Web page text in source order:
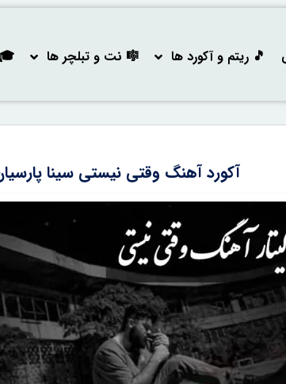
🎵 ریتم و آکورد ها 🎼 نت و تبلچر ها
آکورد آهنگ وقتی نیستی سینا